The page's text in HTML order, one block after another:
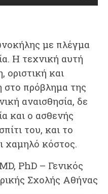
με πλέγμα
Η τεχνική αυτή
οριστική και
στο πρόβλημα της
αναισθησία, δε
και ο ασθενής
του, και το
χαμηλό κόστος.
PhD – Γενικός
Σχολής Αθήνας